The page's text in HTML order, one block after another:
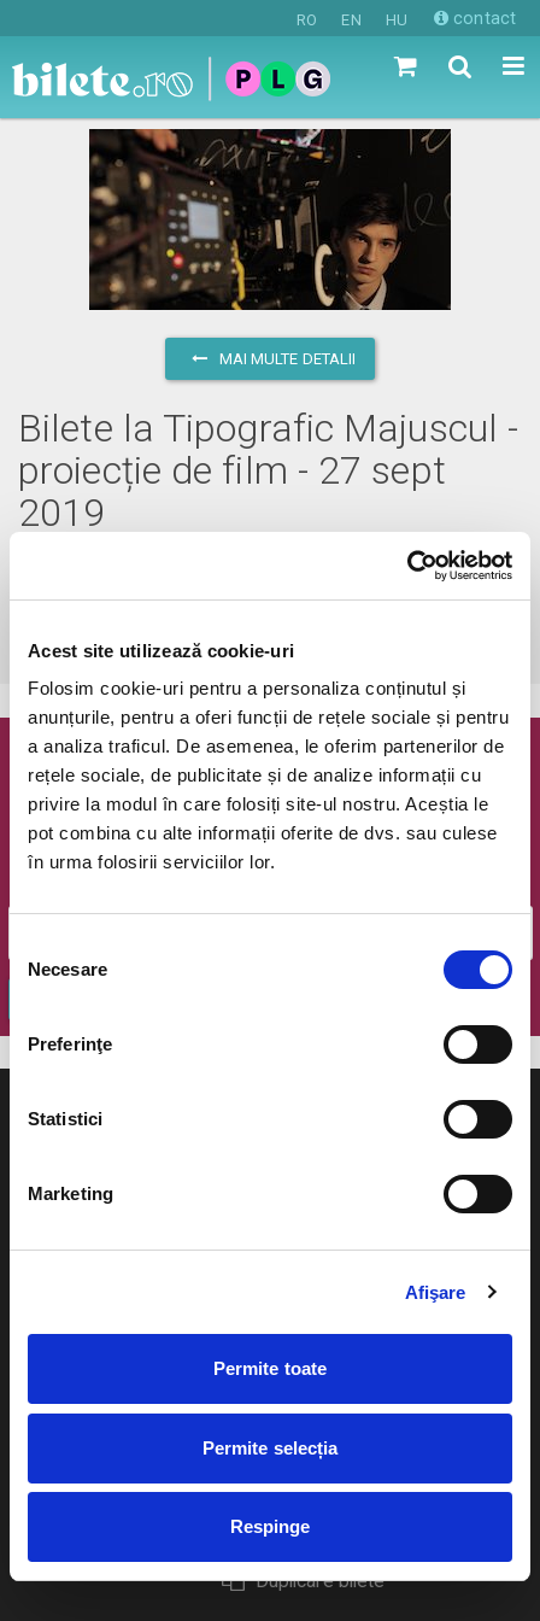
Acest site utilizează cookie-uri
Folosim cookie-uri pentru a personaliza conținutul și
anunțurile, pentru a oferi funcții de rețele sociale și pentru
a analiza traficul. De asemenea, le oferim partenerilor de
rețele sociale, de publicitate și de analize informații cu
privire la modul în care folosiți site-ul nostru. Aceștia le
pot combina cu alte informații oferite de dvs. sau culese
în urma folosirii serviciilor lor.
consimțământului
Necesare
Preferinţe
Statistici
Marketing
Afişare
Permite toate
Permite selecția
Respinge
RO EN HU contact
MAI MULTE DETALII
Bilete la Tipografic Majuscul -
proiecție de film - 27 sept
2019
Piatra Neamt, Teatrul Tineretului, Sala Marevezi pe harta
Recomandare de vârstă: 12 ani
Newsletter @ Bilete.ro
Oferte exclusive si o editie saptamanala cu cele mai noi
evenimente.
Plata online sau cash
eBilet printat acasa
Livrare prin curier
Returnare bilete
Duplicare bilete
Evenimente
festivaluri
Pentru copii